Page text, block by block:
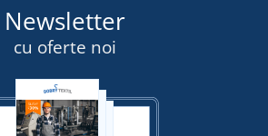
Newsletter
cu oferte noi